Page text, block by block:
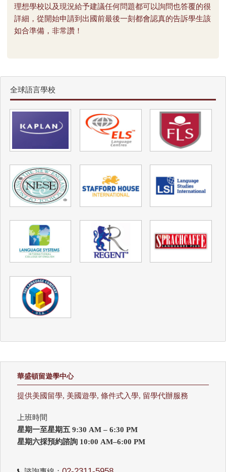
University of Vermont 佛蒙特大學 工程學
院全美百大 免GRE
理想學校以及現況給予建議任何問題都可以詢問也答覆的很
詳細，從開始申請到出國前最後一刻都會認真的告訴學生該
如合準備，非常讚！
全球語言學校
華盛頓留遊學中心
提供美國留學, 美國遊學, 條件式入學, 留學代辦服務
上班時間
星期一至星期五 9:30 AM – 6:30 PM
星期六採預約諮詢 10:00 AM–6:00 PM